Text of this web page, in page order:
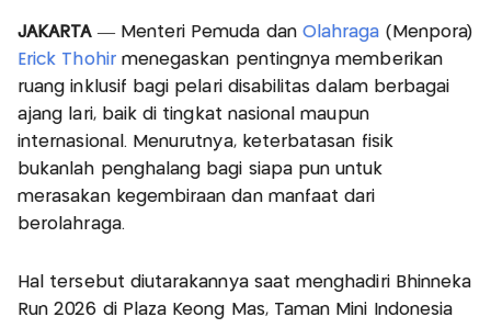
JAKARTA— Menteri Pemuda dan Olahraga (Menpora)
Erick Thohirmenegaskan pentingnya memberikan
ruang inklusif bagi pelari disabilitas dalam berbagai
ajang lari, baik di tingkat nasional maupun
internasional. Menurutnya, keterbatasan fisik
bukanlah penghalang bagi siapa pun untuk
merasakan kegembiraan dan manfaat dari
berolahraga.
Hal tersebut diutarakannya saat menghadiri Bhinneka
Run 2026 di Plaza Keong Mas, Taman Mini Indonesia